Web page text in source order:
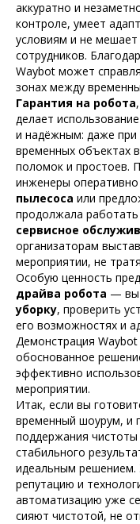
аккуратно и
контроле, умеет
условиям и не
сотрудников.
Waybot может
зонах между
Гарантия на робота
делает
и надёжным: даже при
временных объектах
поломок и простоев.
инженеры оперативно
пылесоса или
продолжала работать
сервисное
организаторам
мероприятии, не
Особую ценность
драйва робота — вы
уборку, проверить
его возможностях и
Демонстрация
обоснованное
эффективно
мероприятии.
Итак, если вы
временный шоурум, и
поддержания чистоты
стабильного
идеальным решением.
репутацию и
автоматизацию уже
сияют чистотой, не